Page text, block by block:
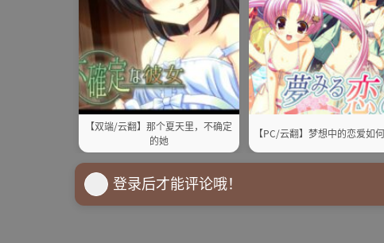
【双端/云翻】那个夏天里，不确定
的她
【PC/云翻】梦想中的恋爱如
登录后才能评论哦！